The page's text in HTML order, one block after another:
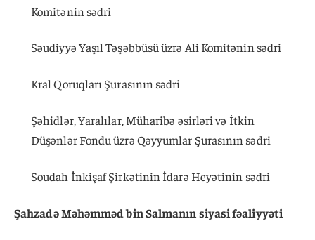
Komitənin sədri
Səudiyyə Yaşıl Təşəbbüsü üzrə Ali Komitənin sədri
Kral Qoruqları Şurasının sədri
Şəhidlər, Yaralılar, Müharibə əsirləri və İtkin
Düşənlər Fondu üzrə Qəyyumlar Şurasının sədri
Soudah İnkişaf Şirkətinin İdarə Heyətinin sədri
Şahzadə Məhəmməd bin Salmanın siyasi fəaliyyəti